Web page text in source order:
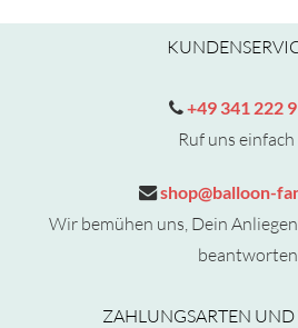
+49 341 222
Ruf uns einfach
shop@balloon-
Wir bemühen uns, Dein
ZAHLUNGSARTEN UND